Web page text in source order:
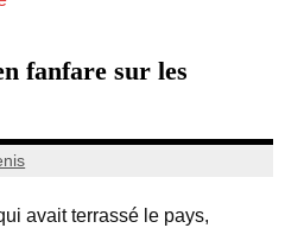
fanfare sur les
avait terrassé le pays,